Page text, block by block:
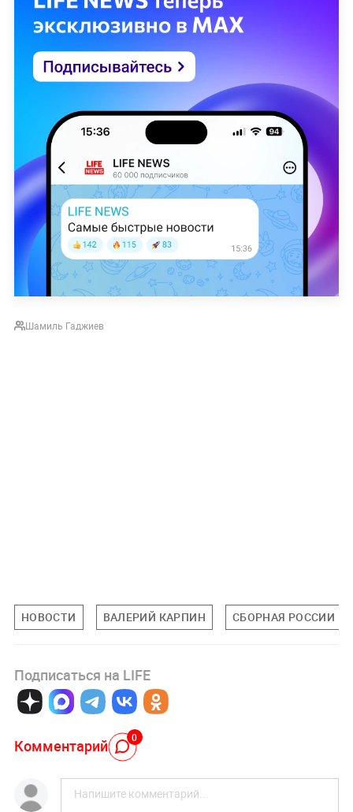
Шамиль Гаджиев
НОВОСТИ ВАЛЕРИЙ КАРПИН СБОРНАЯ РОССИИ
Подписаться на LIFE
Комментарий 0